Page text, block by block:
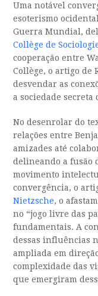
Uma notável
esoterismo
Guerra Mundial,
Collège de
cooperação entre
Collège, o artigo de
desvendar as
a sociedade secreta
No desenrolar do
relações entre
amizades até
delineando a fusão
movimento
convergência, o
Nietzsche, o
no “jogo livre das
fundamentais. A
dessas influências
ampliada em
complexidade das
que emergiram